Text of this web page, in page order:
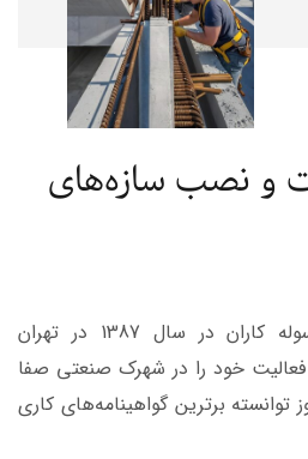
و نصب سازه‌های
شرکت خصوصی سبلان‌ سوله‌ کاران در سال 1387 در تهران
تأسیس شد. در سال 1388 فعالیت خود را در شهرک صنعتی صفا
توانسته برترین گواهینامه‌های کاری